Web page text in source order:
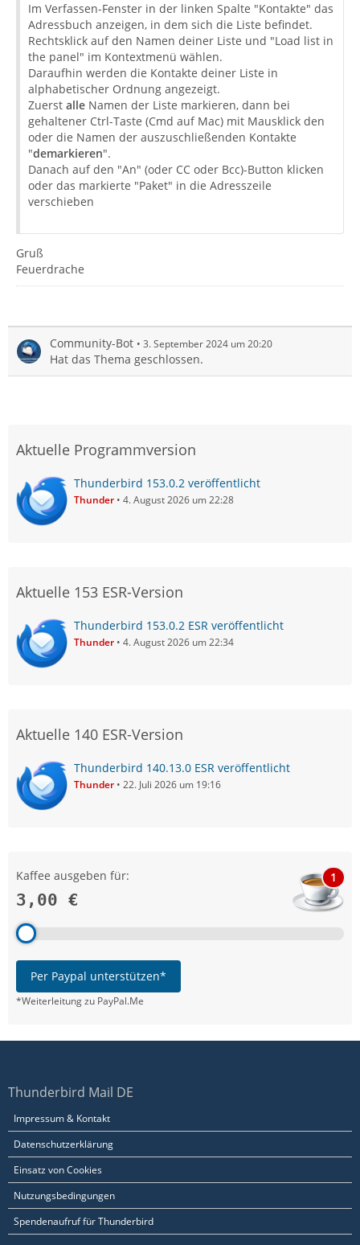
Im Verfassen-Fenster in der linken Spalte "Kontakte" das
Adressbuch anzeigen, in dem sich die Liste befindet.
Rechtsklick auf den Namen deiner Liste und "Load list in
the panel" im Kontextmenü wählen.
Daraufhin werden die Kontakte deiner Liste in
alphabetischer Ordnung angezeigt.
Zuerst alle Namen der Liste markieren, dann bei
gehaltener Ctrl-Taste (Cmd auf Mac) mit Mausklick den
oder die Namen der auszuschließenden Kontakte
"demarkieren".
Danach auf den "An" (oder CC oder Bcc)-Button klicken
oder das markierte "Paket" in die Adresszeile
verschieben
Gruß
Feuerdrache
Community-Bot 3. September 2024 um 20:20
Hat das Thema geschlossen.
Aktuelle Programmversion
Thunderbird 153.0.2 veröffentlicht
Thunder 4. August 2026 um 22:28
Aktuelle 153 ESR-Version
Thunderbird 153.0.2 ESR veröffentlicht
Thunder 4. August 2026 um 22:34
Aktuelle 140 ESR-Version
Thunderbird 140.13.0 ESR veröffentlicht
Thunder 22. Juli 2026 um 19:16
Kaffee ausgeben für:
3,00 €
1
Per Paypal unterstützen*
*Weiterleitung zu PayPal.Me
Thunderbird Mail DE
Impressum & Kontakt
Datenschutzerklärung
Einsatz von Cookies
Nutzungsbedingungen
Spendenaufruf für Thunderbird